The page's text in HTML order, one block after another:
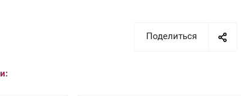
Поделиться